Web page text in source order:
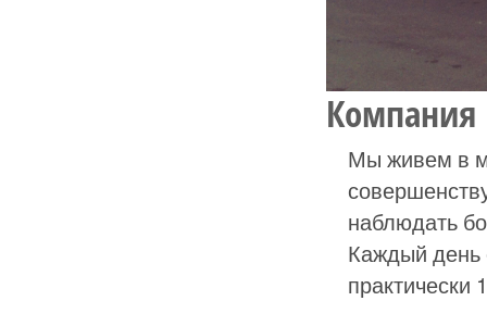
Компания
Мы живем в
наблюдать
Каждый день